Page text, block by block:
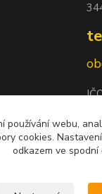
používání webu,
cookies.
odkazem ve spodní